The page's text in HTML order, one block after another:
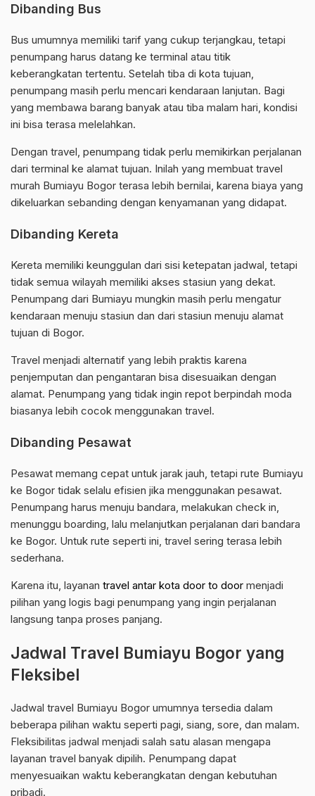
Dibanding Bus
Bus umumnya memiliki tarif yang cukup terjangkau, tetapi
penumpang harus datang ke terminal atau titik
keberangkatan tertentu. Setelah tiba di kota tujuan,
penumpang masih perlu mencari kendaraan lanjutan. Bagi
yang membawa barang banyak atau tiba malam hari, kondisi
ini bisa terasa melelahkan.
Dengan travel, penumpang tidak perlu memikirkan perjalanan
dari terminal ke alamat tujuan. Inilah yang membuat travel
murah Bumiayu Bogor terasa lebih bernilai, karena biaya yang
dikeluarkan sebanding dengan kenyamanan yang didapat.
Dibanding Kereta
Kereta memiliki keunggulan dari sisi ketepatan jadwal, tetapi
tidak semua wilayah memiliki akses stasiun yang dekat.
Penumpang dari Bumiayu mungkin masih perlu mengatur
kendaraan menuju stasiun dan dari stasiun menuju alamat
tujuan di Bogor.
Travel menjadi alternatif yang lebih praktis karena
penjemputan dan pengantaran bisa disesuaikan dengan
alamat. Penumpang yang tidak ingin repot berpindah moda
biasanya lebih cocok menggunakan travel.
Dibanding Pesawat
Pesawat memang cepat untuk jarak jauh, tetapi rute Bumiayu
ke Bogor tidak selalu efisien jika menggunakan pesawat.
Penumpang harus menuju bandara, melakukan check in,
menunggu boarding, lalu melanjutkan perjalanan dari bandara
ke Bogor. Untuk rute seperti ini, travel sering terasa lebih
sederhana.
Karena itu, layanan travel antar kota door to door menjadi
pilihan yang logis bagi penumpang yang ingin perjalanan
langsung tanpa proses panjang.
Jadwal Travel Bumiayu Bogor yang
Fleksibel
Jadwal travel Bumiayu Bogor umumnya tersedia dalam
beberapa pilihan waktu seperti pagi, siang, sore, dan malam.
Fleksibilitas jadwal menjadi salah satu alasan mengapa
layanan travel banyak dipilih. Penumpang dapat
menyesuaikan waktu keberangkatan dengan kebutuhan
pribadi.